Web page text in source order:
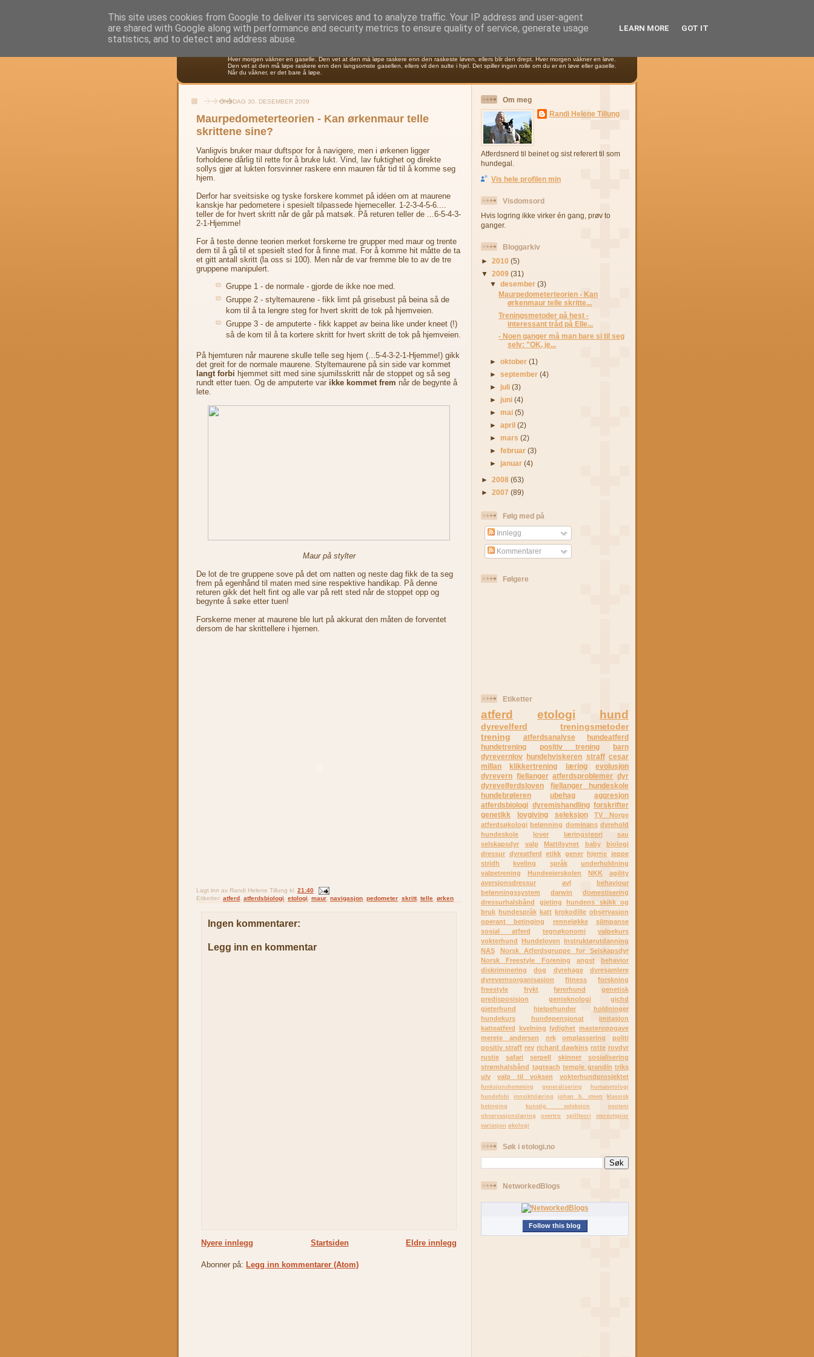
etologi.no
Hver morgen våkner en gaselle. Den vet at den må løpe raskere enn den raskeste løven, ellers blir den drept. Hver morgen våkner en løve.
Den vet at den må løpe raskere enn den langsomste gasellen, ellers vil den sulte i hjel. Det spiller ingen rolle om du er en løve eller gaselle.
Når du våkner, er det bare å løpe.
ONSDAG 30. DESEMBER 2009
Maurpedometerteorien - Kan ørkenmaur telle
skrittene sine?
Vanligvis bruker maur duftspor for å navigere, men i ørkenen ligger
forholdene dårlig til rette for å bruke lukt. Vind, lav fuktighet og direkte
sollys gjør at lukten forsvinner raskere enn mauren får tid til å komme seg
hjem.
Derfor har sveitsiske og tyske forskere kommet på idéen om at maurene
kanskje har pedometere i spesielt tilpassede hjerneceller. 1-2-3-4-5-6....
teller de for hvert skritt når de går på matsøk. På returen teller de ...6-5-4-3-
2-1-Hjemme!
For å teste denne teorien merket forskerne tre grupper med maur og trente
dem til å gå til et spesielt sted for å finne mat. For å komme hit måtte de ta
et gitt antall skritt (la oss si 100). Men når de var fremme ble to av de tre
gruppene manipulert.
Gruppe 1 - de normale - gjorde de ikke noe med.
Gruppe 2 - styltemaurene - fikk limt på grisebust på beina så de
kom til å ta lengre steg for hvert skritt de tok på hjemveien.
Gruppe 3 - de amputerte - fikk kappet av beina like under kneet (!)
så de kom til å ta kortere skritt for hvert skritt de tok på hjemveien.
På hjemturen når maurene skulle telle seg hjem (...5-4-3-2-1-Hjemme!) gikk
det greit for de normale maurene. Styltemaurene på sin side var kommet
langt forbi hjemmet sitt med sine sjumilsskritt når de stoppet og så seg
rundt etter tuen. Og de amputerte var ikke kommet frem når de begynte å
lete.
Maur på stylter
De lot de tre gruppene sove på det om natten og neste dag fikk de ta seg
frem på egenhånd til maten med sine respektive handikap. På denne
returen gikk det helt fint og alle var på rett sted når de stoppet opp og
begynte å søke etter tuen!
Forskerne mener at maurene ble lurt på akkurat den måten de forventet
dersom de har skrittellere i hjernen.
Lagt inn av Randi Helene Tillung kl. 21:40
Etiketter: atferd atferdsbiologi etologi maur navigasjon pedometer skritt, telle ørken
Ingen kommentarer:
Legg inn en kommentar
Nyere innlegg Eldre innlegg
Startsiden
Abonner på: Legg inn kommentarer (Atom)
Om meg
Randi Helene Tillung
Atferdsnerd til beinet og sist referert til som
hundegal.
Vis hele profilen min
Visdomsord
Hvis logring ikke virker én gang, prøv to
ganger.
Bloggarkiv
► 2010 (5)
▼ 2009 (31)
▼desember(3)
Maurpedometerteorien - Kan
ørkenmaur telle skritte...
Treningsmetoder på hest -
interessant tråd på Elle...
- Noen ganger må man bare si til seg
selv: "OK, je...
►oktober(1)
►september(4)
► juli(3)
► juni(4)
►mai(5)
►april(2)
►mars(2)
►februar(3)
► januar(4)
► 2008 (63)
► 2007 (89)
Følg med på
Innlegg
Kommentarer
Følgere
Etiketter
atferd etologi hund
dyrevelferd
treningsmetoder
trening
atferdsanalyse
hundeatferd
hundetrening
positiv trening
barn
dyrevernlov
hundehviskeren straff cesar
millan
klikkertrening læring
evolusjon
dyrevern fjellanger atferdsproblemer dyr
dyrevelferdsloven
fjellanger hundeskole
hundebrøleren
ubehag
aggresjon
atferdsbiologi dyremishandling forskrifter
genetikk
lovgiving seleksjon
TV Norge
atferdsøkologi belønning dominans dyrehold
hundeskole
lover læringsteori
sau
selskapsdyr
valp Mattilsynet baby
biologi
dressur dyreatferd etikk gener hjerne jeppe
stridh
kveling språk
underholdning
valpetrening
Hundeeierskolen NKK
agility
aversjonsdressur
avl
behaviour
belønningssystem
darwin
domestisering
dressurhalsbånd
gjeting
hundens skikk og
bruk hundespråk katt krokodille observasjon
operant betinging
renneløkke
sjimpanse
sosial atferd
tegnøkonomi
valpekurs
vokterhund
Hundeloven
Instruktørutdanning
NAS
Norsk Atferdsgruppe for Selskapsdyr
Norsk Freestyle Forening
angst
behavior
diskriminering
dog dyrehage
dyresamlere
dyrevernsorganisasjon
fitness
forskning
freestyle
frykt førerhund
genetisk
predisposisjon
genteknologi
gichd
gjeterhund
hjelpehunder
holdninger
hundekurs
hundepensjonat
imitasjon
katteatferd
kvelning lydighet masteroppgave
merete andersen
nrk omplassering
politi
positiv straff rev richard dawkins rotte rovdyr
rustie
safari serpell skinner
sosialisering
strømhalsbånd tagteach temple grandin triks
ulv
valp til voksen vokterhundprosjektet
funksjonshemming generalisering
humanetologi
hundefobi
innsiktslæring johan b. steen
klassisk
betinging
kunstig seleksjon
neoteni
observasjonslæring
overtro spillteori
stereotypier
variasjon økologi
Søk i etologi.no
NetworkedBlogs
Follow this blog
This site uses cookies from Google to deliver its services and to analyze traffic. Your IP address and user-agent
are shared with Google along with performance and security metrics to ensure quality of service, generate usage
statistics, and to detect and address abuse.
LEARN MORE GOT IT